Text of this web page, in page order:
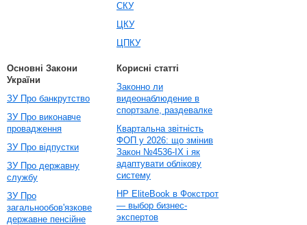
СКУ
ЦКУ
ЦПКУ
Основні Закони
України
ЗУ Про банкрутство
ЗУ Про виконавче
провадження
ЗУ Про відпустки
ЗУ Про державну
службу
ЗУ Про
загальнообов'язкове
державне пенсійне
Корисні статті
Законно ли
видеонаблюдение в
спортзале, раздевалке
Квартальна звітність
ФОП у 2026: що змінив
Закон №4536-IX і як
адаптувати облікову
систему
HP EliteBook в Фокстрот
— выбор бизнес-
экспертов